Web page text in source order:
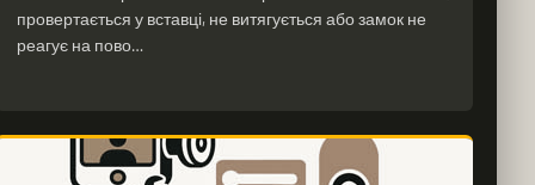
провертається у вставці, не витягується або замок не
реагує на пово…